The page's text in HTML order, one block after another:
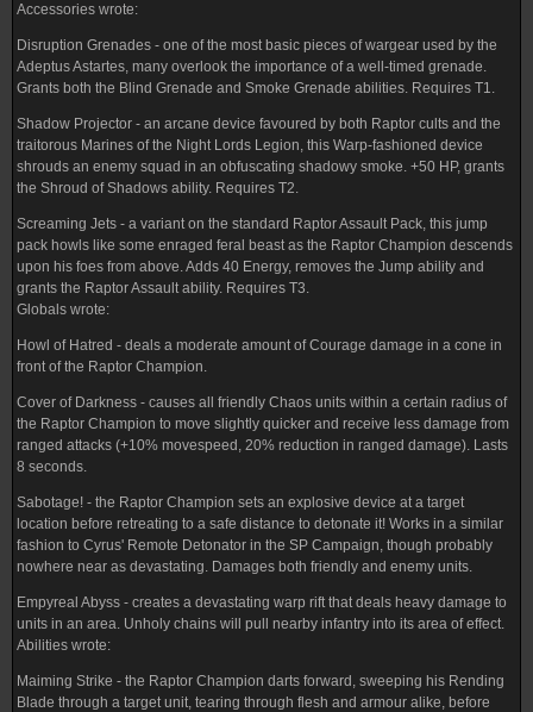
Accessories wrote:
Disruption Grenades - one of the most basic pieces of wargear used by the
Adeptus Astartes, many overlook the importance of a well-timed grenade.
Grants both the Blind Grenade and Smoke Grenade abilities. Requires T1.
Shadow Projector - an arcane device favoured by both Raptor cults and the
traitorous Marines of the Night Lords Legion, this Warp-fashioned device
shrouds an enemy squad in an obfuscating shadowy smoke. +50 HP, grants
the Shroud of Shadows ability. Requires T2.
Screaming Jets - a variant on the standard Raptor Assault Pack, this jump
pack howls like some enraged feral beast as the Raptor Champion descends
upon his foes from above. Adds 40 Energy, removes the Jump ability and
grants the Raptor Assault ability. Requires T3.
Globals wrote:
Howl of Hatred - deals a moderate amount of Courage damage in a cone in
front of the Raptor Champion.
Cover of Darkness - causes all friendly Chaos units within a certain radius of
the Raptor Champion to move slightly quicker and receive less damage from
ranged attacks (+10% movespeed, 20% reduction in ranged damage). Lasts
8 seconds.
Sabotage! - the Raptor Champion sets an explosive device at a target
location before retreating to a safe distance to detonate it! Works in a similar
fashion to Cyrus' Remote Detonator in the SP Campaign, though probably
nowhere near as devastating. Damages both friendly and enemy units.
Empyreal Abyss - creates a devastating warp rift that deals heavy damage to
units in an area. Unholy chains will pull nearby infantry into its area of effect.
Abilities wrote:
Maiming Strike - the Raptor Champion darts forward, sweeping his Rending
Blade through a target unit, tearing through flesh and armour alike, before